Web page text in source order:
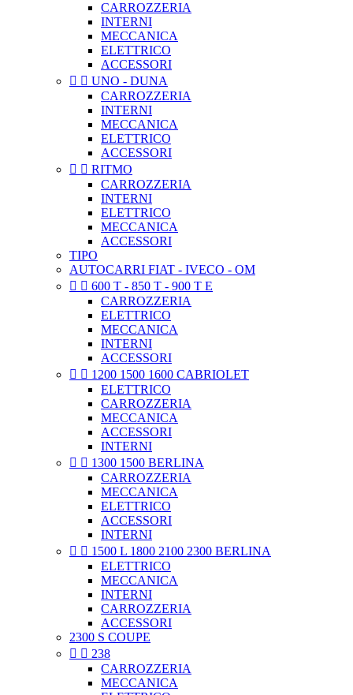
CARROZZERIA
INTERNI
MECCANICA
ELETTRICO
ACCESSORI
  UNO - DUNA
CARROZZERIA
INTERNI
MECCANICA
ELETTRICO
ACCESSORI
  RITMO
CARROZZERIA
INTERNI
ELETTRICO
MECCANICA
ACCESSORI
TIPO
AUTOCARRI FIAT - IVECO - OM
  600 T - 850 T - 900 T E
CARROZZERIA
ELETTRICO
MECCANICA
INTERNI
ACCESSORI
  1200 1500 1600 CABRIOLET
ELETTRICO
CARROZZERIA
MECCANICA
ACCESSORI
INTERNI
  1300 1500 BERLINA
CARROZZERIA
MECCANICA
ELETTRICO
ACCESSORI
INTERNI
  1500 L 1800 2100 2300 BERLINA
ELETTRICO
MECCANICA
INTERNI
CARROZZERIA
ACCESSORI
2300 S COUPE
  238
CARROZZERIA
MECCANICA